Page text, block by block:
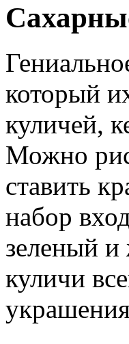
который
куличей,
Можно
ставить
набор
зеленый и
куличи